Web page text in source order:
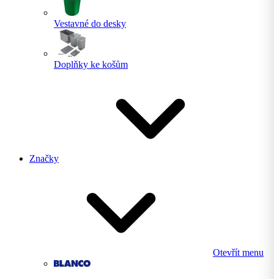
Vestavné do desky
Doplňky ke košům
Značky
Otevřít menu